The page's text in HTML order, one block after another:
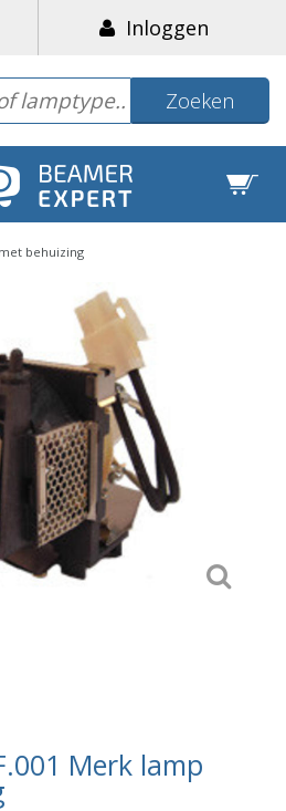
Inloggen
Zoeken
met behuizing
Merk lamp